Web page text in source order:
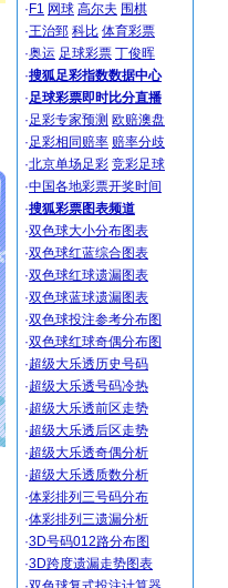
· F1 网球 高尔夫 围棋
·王治郅 科比 体育彩票
·奥运 足球彩票 丁俊晖
·搜狐足彩指数数据中心
·足球彩票即时比分直播
·足彩专家预测 欧赔澳盘
·足彩相同赔率 赔率分歧
·北京单场足彩 竞彩足球
·中国各地彩票开奖时间
·搜狐彩票图表频道
·双色球大小分布图表
·双色球红蓝综合图表
·双色球红球遗漏图表
·双色球蓝球遗漏图表
·双色球投注参考分布图
·双色球红球奇偶分布图
·超级大乐透历史号码
·超级大乐透号码冷热
·超级大乐透前区走势
·超级大乐透后区走势
·超级大乐透奇偶分析
·超级大乐透质数分析
·体彩排列三号码分布
·体彩排列三遗漏分析
·3D号码012路分布图
·3D跨度遗漏走势图表